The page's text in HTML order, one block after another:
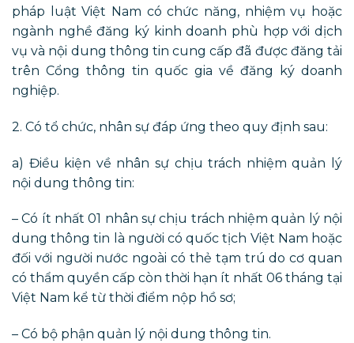
pháp luật Việt Nam có chức năng, nhiệm vụ hoặc
ngành nghề đăng ký kinh doanh phù hợp với dịch
vụ và nội dung thông tin cung cấp đã được đăng tải
trên Cổng thông tin quốc gia về đăng ký doanh
nghiệp.
2. Có tổ chức, nhân sự đáp ứng theo quy định sau:
a) Điều kiện về nhân sự chịu trách nhiệm quản lý
nội dung thông tin:
– Có ít nhất 01 nhân sự chịu trách nhiệm quản lý nội
dung thông tin là người có quốc tịch Việt Nam hoặc
đối với người nước ngoài có thẻ tạm trú do cơ quan
có thẩm quyền cấp còn thời hạn ít nhất 06 tháng tại
Việt Nam kể từ thời điểm nộp hồ sơ;
– Có bộ phận quản lý nội dung thông tin.